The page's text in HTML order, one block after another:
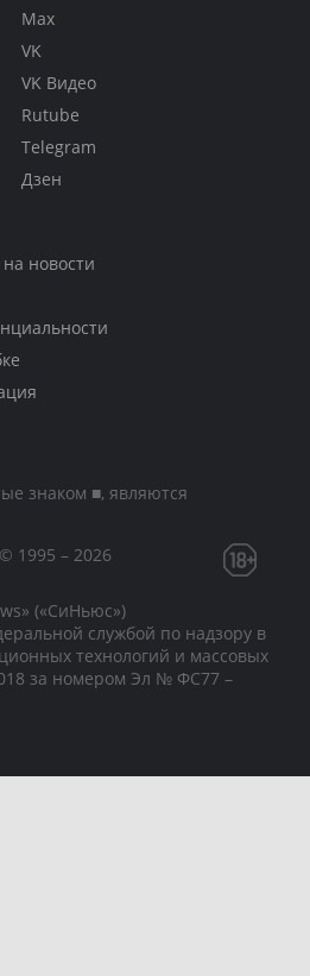
Max
VK
VK Видео
Rutube
Telegram
Дзен
новости
знаком ■, являются
1995 – 2026
(«СиНьюс»)
службой по надзору в
технологий и массовых
за номером Эл № ФС77 –